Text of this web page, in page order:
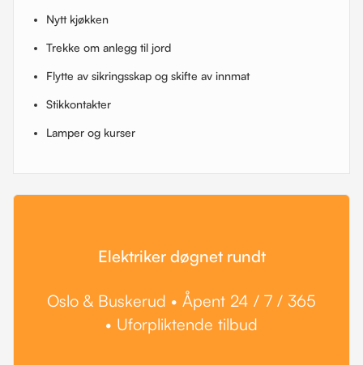
Nytt kjøkken
Trekke om anlegg til jord
Flytte av sikringsskap og skifte av innmat
Stikkontakter
Lamper og kurser
Elektriker døgnet rundt
Oslo & Buskerud • Åpent 24 / 7 / 365
• Uforpliktende tilbud